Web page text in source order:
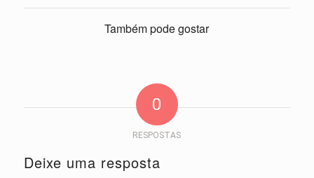
Também pode gostar
0
RESPOSTAS
Deixe uma resposta